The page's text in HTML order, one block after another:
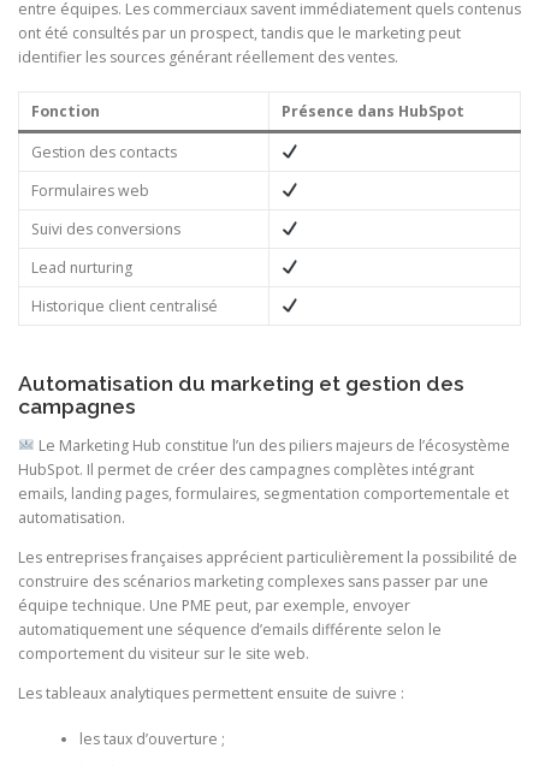
entre équipes. Les commerciaux savent immédiatement quels contenus
ont été consultés par un prospect, tandis que le marketing peut
identifier les sources générant réellement des ventes.
Fonction
Présence dans HubSpot
Gestion des contacts
Formulaires web
Suivi des conversions
Lead nurturing
Historique client centralisé
Automatisation du marketing et gestion des
campagnes
Le Marketing Hub constitue l’un des piliers majeurs de l’écosystème
HubSpot. Il permet de créer des campagnes complètes intégrant
emails, landing pages, formulaires, segmentation comportementale et
automatisation.
Les entreprises françaises apprécient particulièrement la possibilité de
construire des scénarios marketing complexes sans passer par une
équipe technique. Une PME peut, par exemple, envoyer
automatiquement une séquence d’emails différente selon le
comportement du visiteur sur le site web.
Les tableaux analytiques permettent ensuite de suivre :
les taux d’ouverture ;